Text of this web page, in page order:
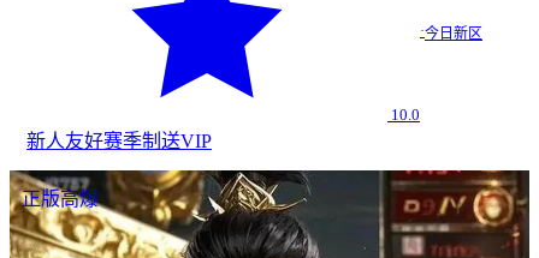
10.0
·今日新区
新人友好赛季制 送VIP
正版高爆